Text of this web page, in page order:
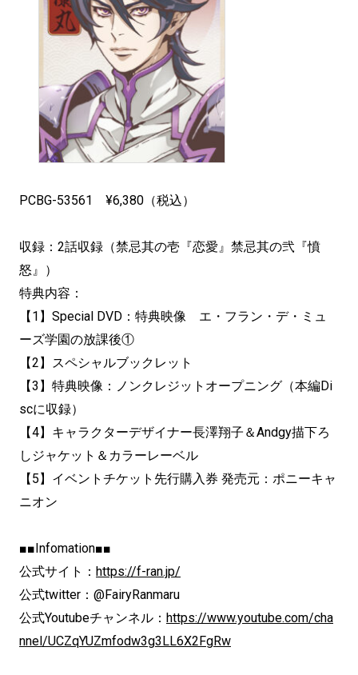
PCBG-53561 ¥6,380（税込）
収録：2話収録（禁忌其の壱『恋愛』禁忌其の弐『憤
怒』）
特典内容：
【1】Special DVD：特典映像 エ・フラン・デ・ミュ
ーズ学園の放課後①
【2】スペシャルブックレット
【3】特典映像：ノンクレジットオープニング（本編Di
scに収録）
【4】キャラクターデザイナー長澤翔子＆Andgy描下ろ
しジャケット＆カラーレーベル
【5】イベントチケット先行購入券 発売元：ポニーキャ
ニオン
■■Infomation■■
公式サイト： https://f-ran.jp/
公式twitter：@FairyRanmaru
公式Youtubeチャンネル： https://www.youtube.com/cha
nnel/UCZqYUZmfodw3g3LL6X2FgRw